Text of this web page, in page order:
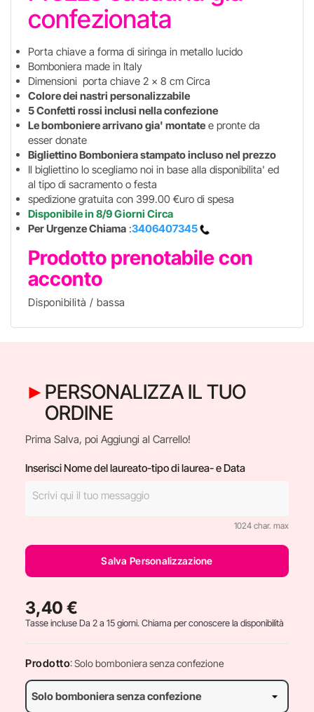
confezionata
Porta chiave a forma di siringa in metallo lucido
Bomboniera made in Italy
Dimensioni porta chiave 2 x 8 cm Circa
Colore dei nastri personalizzabile
5 Confetti rossi inclusi nella confezione
Le bomboniere arrivano gia' montate e pronte da
esser donate
Bigliettino Bomboniera stampato incluso nel prezzo
Il bigliettino lo scegliamo noi in base alla disponibilita' ed
al tipo di sacramento o festa
spedizione gratuita con 399.00 €uro di spesa
Disponibile in 8/9 Giorni Circa
Per Urgenze Chiama :3406407345
Prodotto prenotabile con
acconto
Disponibilità / bassa
PERSONALIZZA IL TUO
ORDINE
Prima Salva, poi Aggiungi al Carrello!
Inserisci Nome del laureato-tipo di laurea- e Data
1024 char. max
Salva Personalizzazione
3,40 €
Tasse incluseDa 2 a 15 giorni. Chiama per conoscere la disponibilità
Prodotto: Solo bomboniera senza confezione